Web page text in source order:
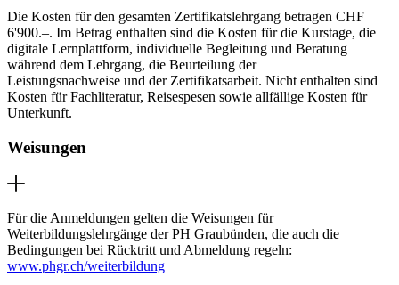
Die Kosten für den gesamten Zertifikatslehrgang betragen CHF
6'900.–. Im Betrag enthalten sind die Kosten für die Kurstage, die
digitale Lernplattform, individuelle Begleitung und Beratung
während dem Lehrgang, die Beurteilung der
Leistungsnachweise und der Zertifikatsarbeit. Nicht enthalten sind
Kosten für Fachliteratur, Reisespesen sowie allfällige Kosten für
Unterkunft.
Weisungen
Für die Anmeldungen gelten die Weisungen für
Weiterbildungslehrgänge der PH Graubünden, die auch die
Bedingungen bei Rücktritt und Abmeldung regeln:
www.phgr.ch/weiterbildung